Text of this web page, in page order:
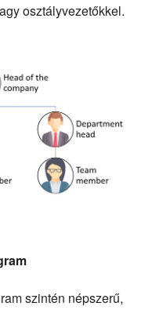
osztályvezetőkkel.
szintén népszerű,